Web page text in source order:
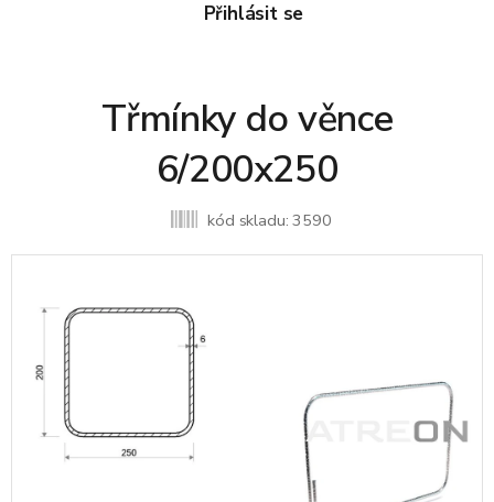
Přihlásit se
Třmínky do věnce
6/200x250
kód skladu: 3590